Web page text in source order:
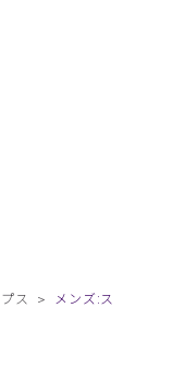
ス
メンズ:ス